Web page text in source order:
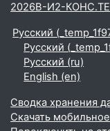
2026В-И2-
Русский
Русский
Русский ‎(ru)‎
English ‎(en)‎
Сводка хранения
Скачать